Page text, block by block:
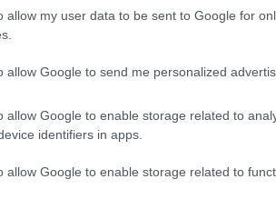
allow my user data to be sent to Google for
allow Google to send me personalized
allow Google to enable storage related to
identifiers in apps.
allow Google to enable storage related to
meg rajta a mini hírességről, és
kislány ruháit, amelyet olyan
Ralph Lauren vagy Versace. A